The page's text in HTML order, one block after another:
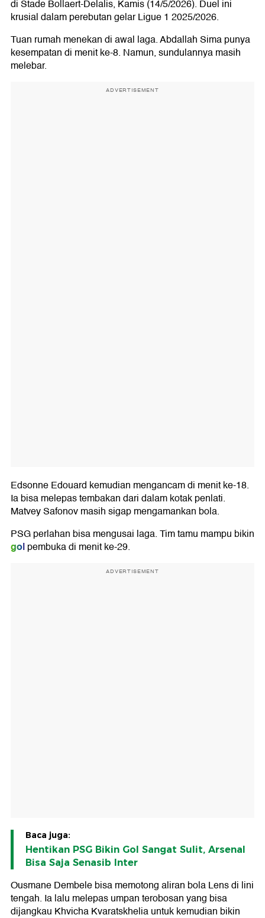
di Stade Bollaert-Delalis, Kamis (14/5/2026). Duel ini
krusial dalam perebutan gelar Ligue 1 2025/2026.
Tuan rumah menekan di awal laga. Abdallah Sima punya
kesempatan di menit ke-8. Namun, sundulannya masih
melebar.
ADVERTISEMENT
Edsonne Edouard kemudian mengancam di menit ke-18.
Ia bisa melepas tembakan dari dalam kotak penlati.
Matvey Safonov masih sigap mengamankan bola.
PSG perlahan bisa mengusai laga. Tim tamu mampu bikin
golpembuka di menit ke-29.
ADVERTISEMENT
Baca juga:
Hentikan PSG Bikin Gol Sangat Sulit, Arsenal
Bisa Saja Senasib Inter
Ousmane Dembele bisa memotong aliran bola Lens di lini
tengah. Ia lalu melepas umpan terobosan yang bisa
dijangkau Khvicha Kvaratskhelia untuk kemudian bikin